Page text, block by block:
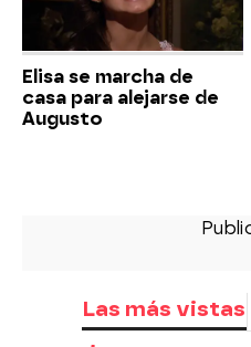
Elisa se marcha de
casa para alejarse de
Augusto
Las más vistas